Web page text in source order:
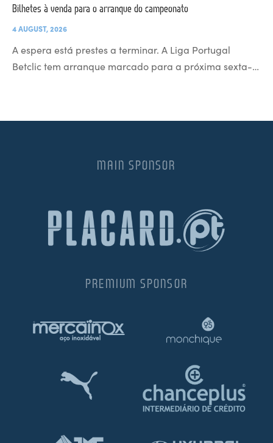
Bilhetes à venda para o arranque do campeonato
4 AUGUST, 2026
A espera está prestes a terminar. A Liga Portugal
Betclic tem arranque marcado para a próxima sexta-…
MAIN SPONSOR
PREMIUM SPONSOR